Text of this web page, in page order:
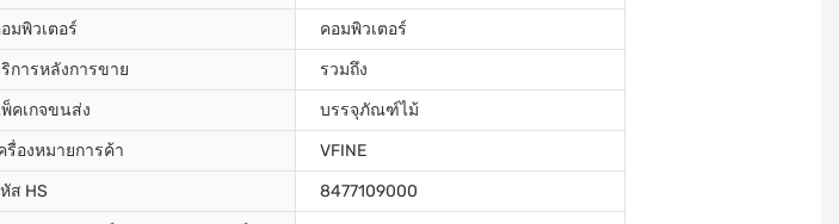
มพิวเตอร์
คอมพิวเตอร์
การหลังการขาย
รวมถึง
คเกจขนส่ง
บรรจุภัณฑ์ไม้
รื่องหมายการค้า
VFINE
ส HS
8477109000